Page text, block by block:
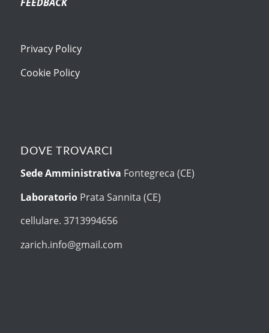
Privacy Policy
Cookie Policy
DOVE TROVARCI
Sede Amministrativa Fontegreca (CE)
Laboratorio Prata Sannita (CE)
cellulare. 3713994656
zarich.info@gmail.com